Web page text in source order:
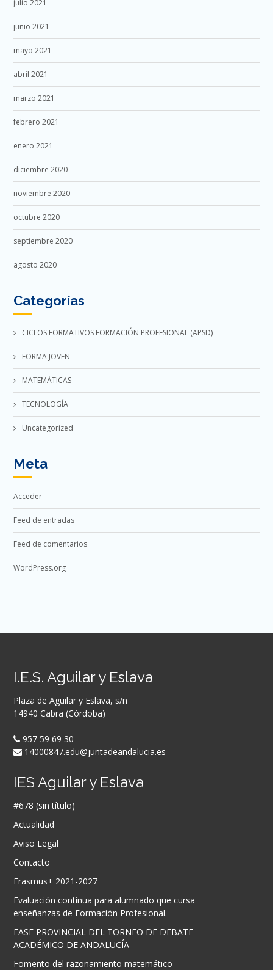
julio 2021
junio 2021
mayo 2021
abril 2021
marzo 2021
febrero 2021
enero 2021
diciembre 2020
noviembre 2020
octubre 2020
septiembre 2020
agosto 2020
Categorías
CICLOS FORMATIVOS FORMACIÓN PROFESIONAL (APSD)
FORMA JOVEN
MATEMÁTICAS
TECNOLOGÍA
Uncategorized
Meta
Acceder
Feed de entradas
Feed de comentarios
WordPress.org
I.E.S. Aguilar y Eslava
Plaza de Aguilar y Eslava, s/n
14940 Cabra (Córdoba)
957 59 69 30
14000847.edu@juntadeandalucia.es
IES Aguilar y Eslava
#678 (sin título)
Actualidad
Aviso Legal
Contacto
Erasmus+ 2021-2027
Evaluación continua para alumnado que cursa
enseñanzas de Formación Profesional.
FASE PROVINCIAL DEL TORNEO DE DEBATE
ACADÉMICO DE ANDALUCÍA
Fomento del razonamiento matemático